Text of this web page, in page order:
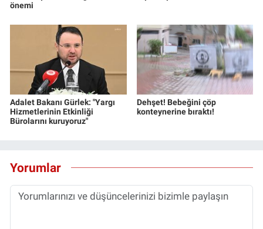
önemi
Adalet Bakanı Gürlek: "Yargı
Hizmetlerinin Etkinliği
Bürolarını kuruyoruz"
Dehşet! Bebeğini çöp
konteynerine bıraktı!
Yorumlar
Yerel Yaşam
Canlı Yayın